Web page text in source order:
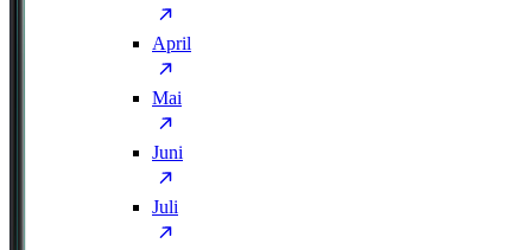
April
Mai
Juni
Juli